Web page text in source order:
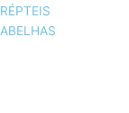
RÉPTEIS
ABELHAS